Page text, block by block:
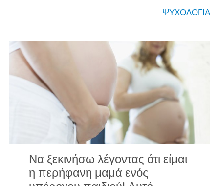
ΨΥΧΟΛΟΓΙΑ
Να ξεκινήσω λέγοντας ότι είμαι
η περήφανη μαμά ενός